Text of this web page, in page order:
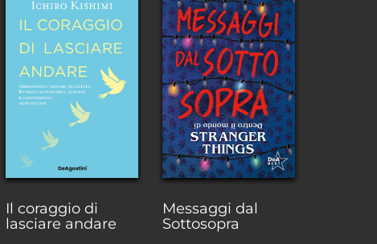
Il coraggio di
lasciare andare
Messaggi dal
Sottosopra